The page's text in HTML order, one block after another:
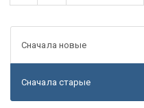
Сначала новые
Сначала старые